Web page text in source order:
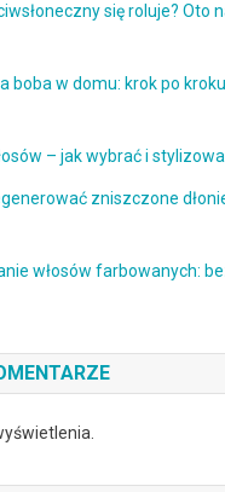
się roluje? Oto
boba w domu: krok po
– jak wybrać i
zniszczone
włosów farbowanych: